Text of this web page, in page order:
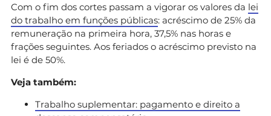
Com o fim dos cortes passam a vigorar os valores da lei
do trabalho em funções públicas: acréscimo de 25% da
remuneração na primeira hora, 37,5% nas horas e
frações seguintes. Aos feriados o acréscimo previsto na
lei é de 50%.
Veja também:
Trabalho suplementar: pagamento e direito a